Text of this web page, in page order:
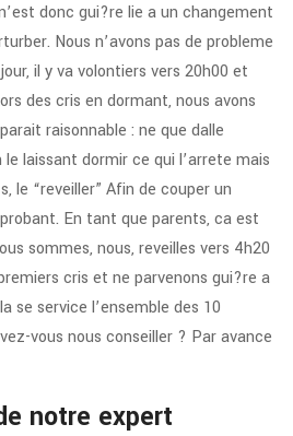
donc gui?re lie a un changement
Nous n’avons pas de probleme
il y va volontiers vers 20h00 et
des cris en dormant, nous avons
raisonnable : ne que dalle
le laissant dormir ce qui l’arrete mais
le “reveiller” Afin de couper un
En tant que parents, ca est
sommes, nous, reveilles vers 4h20
cris et ne parvenons gui?re a
se service l’ensemble des 10
vous nous conseiller ? Par avance
notre expert